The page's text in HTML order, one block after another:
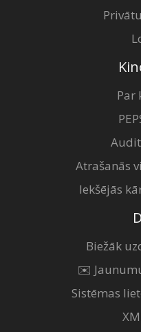
Par
Atrašanās
Iekšējās
Biežāk
✉️
Sistēmas